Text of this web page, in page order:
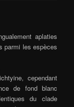
aplaties
parmi les espèces
cependant
de fond blanc
du clade